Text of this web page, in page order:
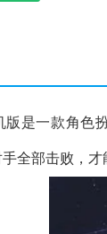
版是一款角色
全部击败，才